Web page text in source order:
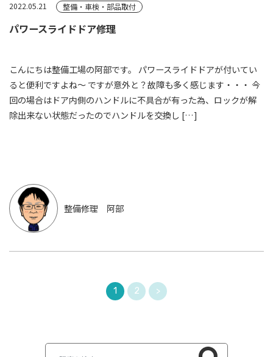
2022.05.21 整備・車検・部品取付
パワースライドドア修理
こんにちは整備工場の阿部です。 パワースライドドアが付いてい
ると便利ですよね～ ですが意外と？故障も多く感じます・・・ 今
回の場合はドア内側のハンドルに不具合が有った為、ロックが解
除出来ない状態だったのでハンドルを交換し […]
整備修理 阿部
1 2 >